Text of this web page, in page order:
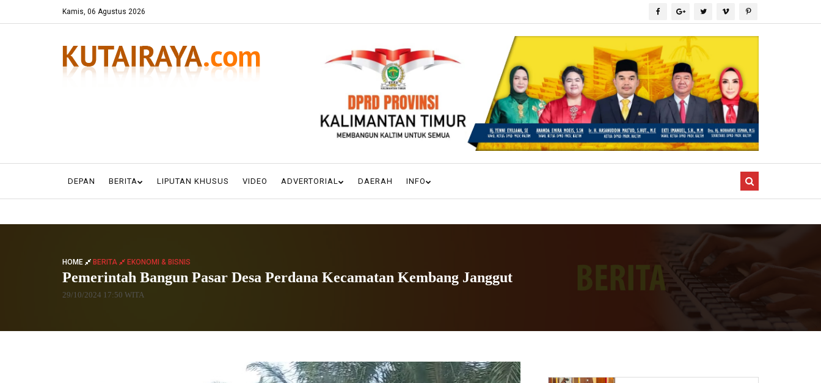
Kamis, 06 Agustus 2026
DEPAN BERITA LIPUTAN KHUSUS VIDEO ADVERTORIAL DAERAH INFO
HOME BERITA EKONOMI & BISNIS
Pemerintah Bangun Pasar Desa Perdana Kecamatan Kembang Janggut
29/10/2024 17:50 WITA